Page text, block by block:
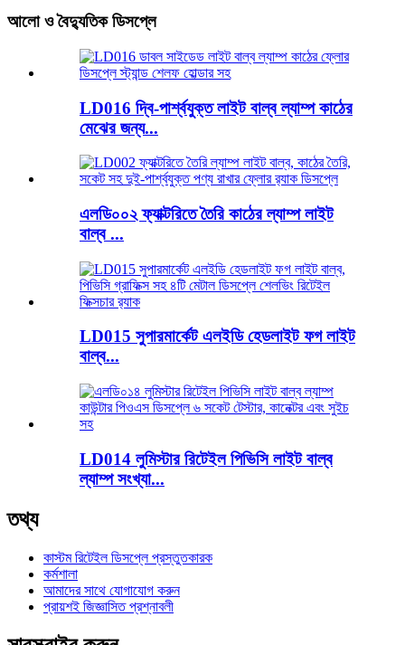
আলো ও বৈদ্যুতিক ডিসপ্লে
LD016 দ্বি-পার্শ্বযুক্ত লাইট বাল্ব ল্যাম্প কাঠের
মেঝের জন্য...
এলডি০০২ ফ্যাক্টরিতে তৈরি কাঠের ল্যাম্প লাইট
বাল্ব ...
LD015 সুপারমার্কেট এলইডি হেডলাইট ফগ লাইট
বাল্ব...
LD014 লুমিস্টার রিটেইল পিভিসি লাইট বাল্ব
ল্যাম্প সংখ্যা...
তথ্য
কাস্টম রিটেইল ডিসপ্লে প্রস্তুতকারক
কর্মশালা
আমাদের সাথে যোগাযোগ করুন
প্রায়শই জিজ্ঞাসিত প্রশ্নাবলী